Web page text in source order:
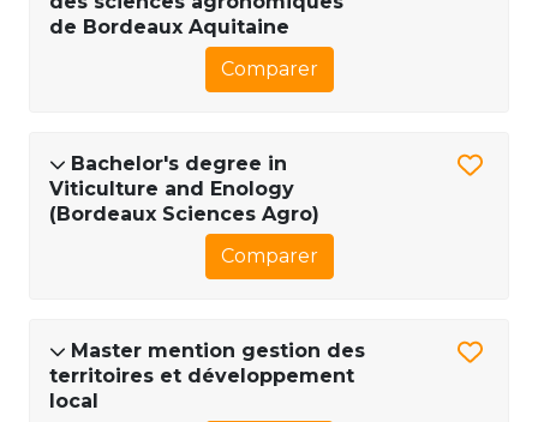
de Bordeaux Aquitaine
Comparer
Bachelor's degree in
Viticulture and Enology
(Bordeaux Sciences Agro)
Comparer
Master mention gestion des
territoires et développement
local